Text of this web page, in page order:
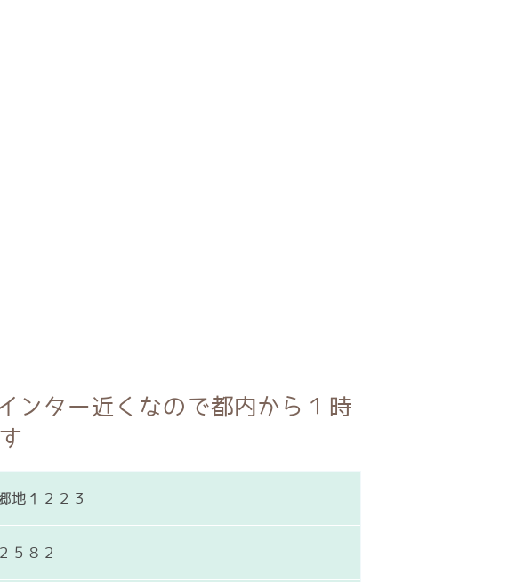
ンター近くなので都内から１時
地１２２３
５８２